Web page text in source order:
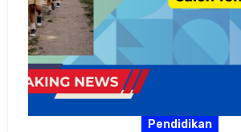
Pendidikan